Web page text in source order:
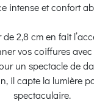
intense et confort
2,8 cm en fait
vos coiffures
un spectacle de
il capte la lumière
spectaculaire.